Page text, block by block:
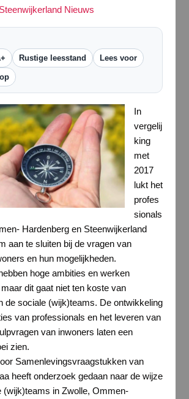
Steenwijkerland Nieuws
Rustige leesstand Lees voor
In
vergelij
king
met
2017
lukt het
profes
sionals
Hardenberg en Steenwijkerland
aan te sluiten bij de vragen van
en hun mogelijkheden.
hoge ambities en werken
dit gaat niet ten koste van
de sociale (wijk)teams. De ontwikkeling
van professionals en het leveren van
van inwoners laten een
zien.
Samenlevingsvraagstukken van
heeft onderzoek gedaan naar de wijze
(wijk)teams in Zwolle, Ommen-